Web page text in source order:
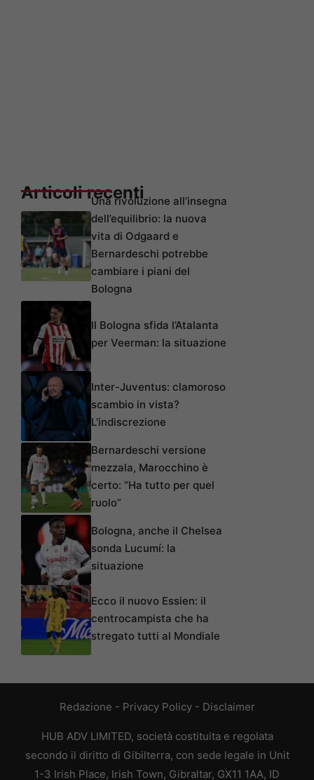
Articoli recentiUna rivoluzione all’insegna
dell’equilibrio: la nuova
vita di Odgaard e
Bernardeschi potrebbe
cambiare i piani del
Bologna
Il Bologna sfida l’Atalanta
per Veerman: la situazione
Inter-Juventus: clamoroso
scambio in vista?
L’indiscrezione
Bernardeschi versione
mezzala, Marocchino è
certo: “Ha tutto per quel
ruolo”
Bologna, anche il Chelsea
sonda Lucumí: la
situazione
Ecco il nuovo Essien: il
centrocampista che ha
stregato tutti al Mondiale
Redazione - Privacy Policy- Disclaimer
HUB ADV LIMITED, società costituita e regolata
secondo il diritto di Gibilterra, con sede legale in Unit
1-3 Irish Place, Irish Town, Gibraltar, GX11 1AA, ID